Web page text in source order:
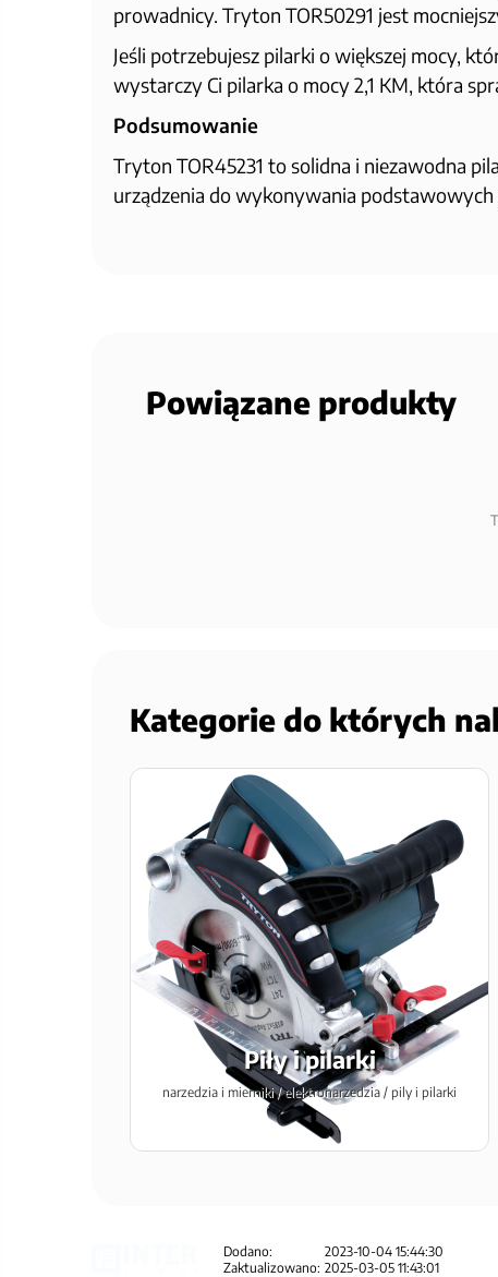
prowadnicy. Tryton TOR50291 jest
Jeśli potrzebujesz pilarki o większej mocy,
wystarczy Ci pilarka o mocy 2,1 KM, która
Podsumowanie
Tryton TOR45231 to solidna i niezawodna
urządzenia do wykonywania podstawowych
Powiązane produkty
Kategorie do których
Piły i pilarki
narzedzia i mierniki / elektronarzedzia / pily i pilarki
Dodano:
2023-10-04 15:44:30
Zaktualizowano: 2025-03-05 11:43:01